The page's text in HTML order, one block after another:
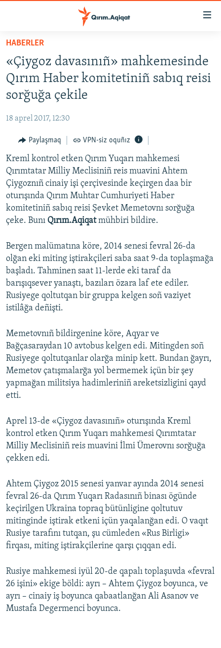
Esas
qaytmaq
Baş
navigatsiyağa
qaytmaq
Qıdıruvğa
qaytmaq
SİYASET
İQTİSADİYAT
MEDENİYET
İNSAN AQLARI
VİDEO
SÜRET
BLOGLAR
FİKİR
Українською
QOŞULIÑIZ!
RFE/RS bütün saytları
HABERLER
«Çiygoz davasınıñ» mahkemesinde
Qırım Haber komitetiniñ sabıq reisi
sorğuğa çekile
18 aprel 2017, 12:30
Paylaşmaq VPN-siz oquñız
Kreml kontrol etken Qırım Yuqarı mahkemesi
Qırımtatar Milliy Meclisiniñ reis muavini Ahtem
Çiygoznıñ cinaiy işi çerçivesinde keçirgen daa bir
oturışında Qırım Muhtar Cumhuriyeti Haber
komitetiniñ sabıq reisi Şevket Memetovnı sorğuğa
çeke. Bunı Qırım.Aqiqatmühbiri bildire.
Bergen malümatına köre, 2014 senesi fevral 26-da
olğan eki miting iştirakçileri saba saat 9-da toplaşmağa
başladı. Tahminen saat 11-lerde eki taraf da
barışıqsever yanaştı, bazıları özara laf ete ediler.
Rusiyege qoltutqan bir gruppa kelgen soñ vaziyet
istilâğa deñişti.
Memetovnıñ bildirgenine köre, Aqyar ve
Bağçasaraydan 10 avtobus kelgen edi. Mitingden soñ
Rusiyege qoltutqanlar olarğa minip kett. Bundan ğayrı,
Memetov çatışmalarğa yol bermemek içün bir şey
yapmağan militsiya hadimleriniñ areketsizligini qayd
etti.
Aprel 13-de «Çiygoz davasınıñ» oturışında Kreml
kontrol etken Qırım Yuqarı mahkemesi Qırımtatar
Milliy Meclisiniñ reis muavini İlmi Ümerovnı sorğuğa
çekken edi.
Ahtem Çiygoz 2015 senesi yanvar ayında 2014 senesi
fevral 26-da Qırım Yuqarı Radasınıñ binası ögünde
keçirilgen Ukraina topraq bütünligine qoltutuv
mitinginde iştirak etkeni içün yaqalanğan edi. O vaqıt
Rusiye tarafını tutqan, şu cümleden «Rus Birligi»
firqası, miting iştirakçilerine qarşı çıqqan edi.
Rusiye mahkemesi iyül 20-de qapalı toplaşuvda «fevral
26 işini» ekige böldi: ayrı – Ahtem Çiygoz boyunca, ve
ayrı – cinaiy iş boyunca qabaatlanğan Ali Asanov ve
Mustafa Degermenci boyunca.